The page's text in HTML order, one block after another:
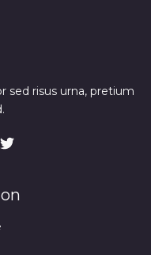
sed risus urna, pretium